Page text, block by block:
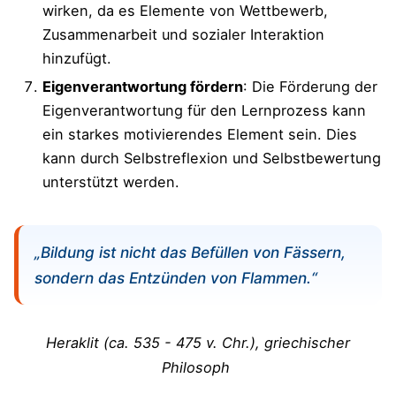
wirken, da es Elemente von Wettbewerb,
Zusammenarbeit und sozialer Interaktion
hinzufügt.
Eigenverantwortung fördern: Die Förderung der
Eigenverantwortung für den Lernprozess kann
ein starkes motivierendes Element sein. Dies
kann durch Selbstreflexion und Selbstbewertung
unterstützt werden.
„Bildung ist nicht das Befüllen von Fässern,
sondern das Entzünden von Flammen.“
Heraklit (ca. 535 - 475 v. Chr.), griechischer
Philosoph